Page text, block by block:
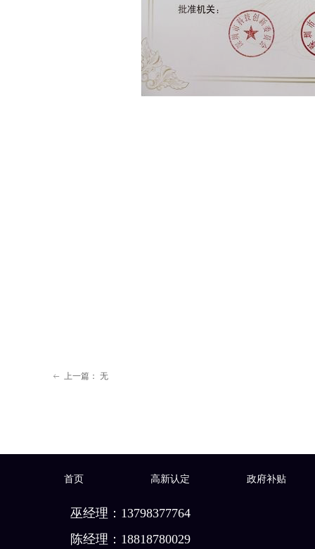
ꂃ 上一篇： 无
首页 高新认定 政府补贴
巫经理：13798377764
陈经理：18818780029